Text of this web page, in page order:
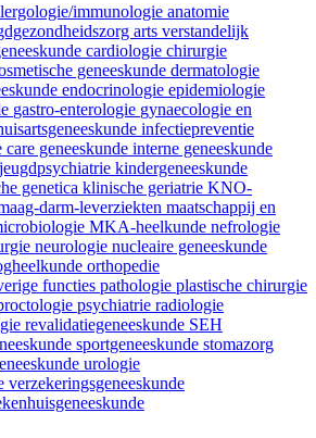
immunologie anatomie
arts verstandelijk
cardiologie chirurgie
geneeskunde dermatologie
endocrinologie epidemiologie
gastro-enterologie gynaecologie en
infectiepreventie
care geneeskunde interne geneeskunde
kindergeneeskunde
genetica klinische geriatrie KNO-
darm-leverziekten maatschappij en
MKA-heelkunde nefrologie
neurologie nucleaire geneeskunde
orthopedie
functies pathologie plastische chirurgie
psychiatrie radiologie
revalidatiegeneeskunde SEH
sportgeneeskunde stomazorg
urologie
verzekeringsgeneeskunde